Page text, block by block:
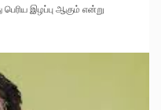
இழப்பு ஆகும் என்று